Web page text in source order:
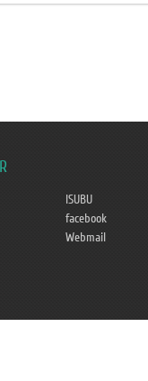
ISUBU
facebook
Webmail